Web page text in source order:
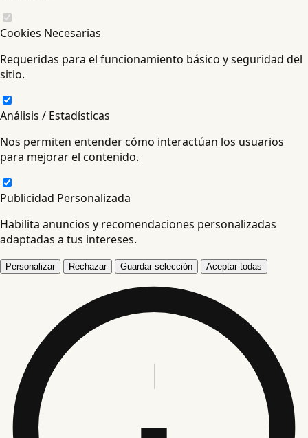
Cookies Necesarias
Requeridas para el funcionamiento básico y seguridad del
sitio.
Análisis / Estadísticas
Nos permiten entender cómo interactúan los usuarios
para mejorar el contenido.
Publicidad Personalizada
Habilita anuncios y recomendaciones personalizadas
adaptadas a tus intereses.
Personalizar Rechazar Guardar selección Aceptar todas